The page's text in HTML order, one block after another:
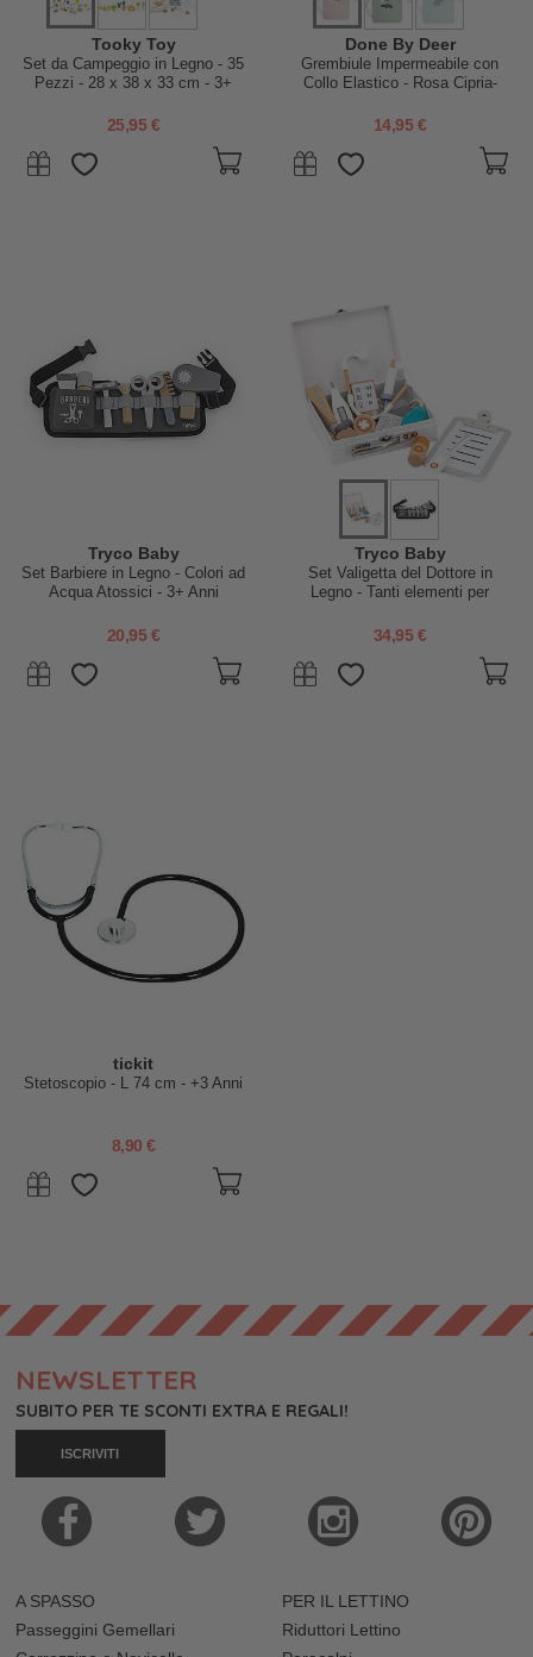
Tooky Toy
Set da Campeggio in Legno - 35
Pezzi - 28 x 38 x 33 cm - 3+
25,95 €
Done By Deer
Grembiule Impermeabile con
Collo Elastico - Rosa Cipria-
14,95 €
Tryco Baby
Set Barbiere in Legno - Colori ad
Acqua Atossici - 3+ Anni
20,95 €
Tryco Baby
Set Valigetta del Dottore in
Legno - Tanti elementi per
34,95 €
tickit
Stetoscopio - L 74 cm - +3 Anni
8,90 €
NEWSLETTER
SUBITO PER TE SCONTI EXTRA E REGALI!
ISCRIVITI
A SPASSO
Passeggini Gemellari
PER IL LETTINO
Riduttori Lettino